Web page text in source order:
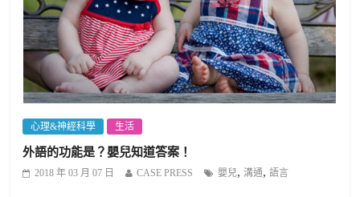
心理&神經科學 生活
外語的功能是？嬰兒知道答案！
2018 年 03 月 07 日 CASE PRESS 嬰兒,溝通,語言